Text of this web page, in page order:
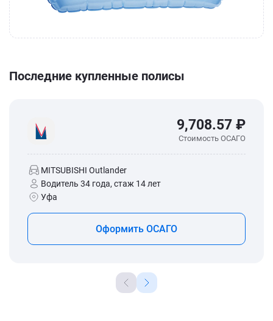
Последние купленные полисы
9,708.57 ₽
Стоимость ОСАГО
MITSUBISHI Outlander
Водитель 34 года, стаж 14 лет
Уфа
Оформить ОСАГО